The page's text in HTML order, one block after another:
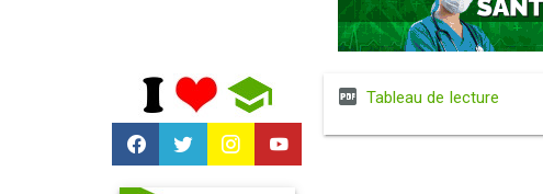
Tableau de lecture